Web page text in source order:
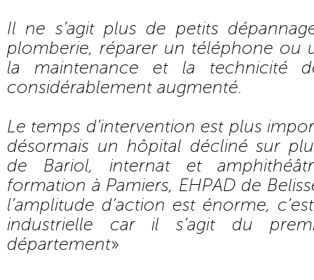
Il ne s’agit plus de petits
plomberie, réparer un téléphone ou
la maintenance et la technicité
considérablement augmenté.
Le temps d’intervention est plus
désormais un hôpital décliné sur
de Bariol, internat et
formation à Pamiers, EHPAD de
l’amplitude d’action est énorme,
industrielle car il s’agit du
département»